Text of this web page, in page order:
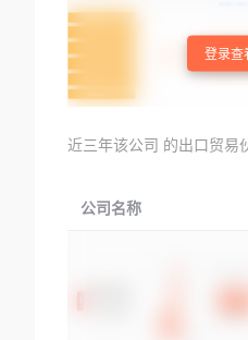
登录查
近三年该公司 的出口贸易
公司名称